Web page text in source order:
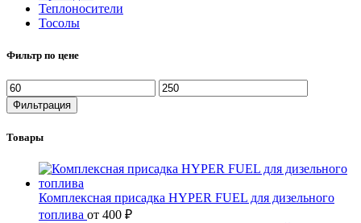
Теплоносители
Тосолы
Фильтр по цене
Фильтрация
Товары
Комплексная присадка HYPER FUEL для дизельного
топлива от 400 ₽